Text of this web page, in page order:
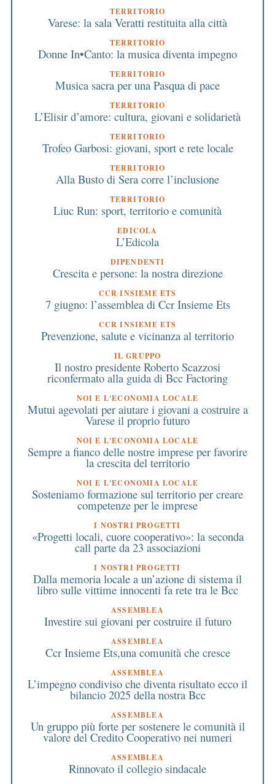
TERRITORIO
Varese: la sala Veratti restituita alla città
TERRITORIO
Donne In•Canto: la musica diventa impegno
TERRITORIO
Musica sacra per una Pasqua di pace
TERRITORIO
L’Elisir d’amore: cultura, giovani e solidarietà
TERRITORIO
Trofeo Garbosi: giovani, sport e rete locale
TERRITORIO
Alla Busto di Sera corre l’inclusione
TERRITORIO
Liuc Run: sport, territorio e comunità
EDICOLA
L’Edicola
DIPENDENTI
Crescita e persone: la nostra direzione
CCR INSIEME ETS
7 giugno: l’assemblea di Ccr Insieme Ets
CCR INSIEME ETS
Prevenzione, salute e vicinanza al territorio
IL GRUPPO
Il nostro presidente Roberto Scazzosi
riconfermato alla guida di Bcc Factoring
NOI E L'ECONOMIA LOCALE
Mutui agevolati per aiutare i giovani a costruire a
Varese il proprio futuro
NOI E L'ECONOMIA LOCALE
Sempre a fianco delle nostre imprese per favorire
la crescita del territorio
NOI E L'ECONOMIA LOCALE
Sosteniamo formazione sul territorio per creare
competenze per le imprese
I NOSTRI PROGETTI
«Progetti locali, cuore cooperativo»: la seconda
call parte da 23 associazioni
I NOSTRI PROGETTI
Dalla memoria locale a un’azione di sistema il
libro sulle vittime innocenti fa rete tra le Bcc
ASSEMBLEA
Investire sui giovani per costruire il futuro
ASSEMBLEA
Ccr Insieme Ets,una comunità che cresce
ASSEMBLEA
L’impegno condiviso che diventa risultato ecco il
bilancio 2025 della nostra Bcc
ASSEMBLEA
Un gruppo più forte per sostenere le comunità il
valore del Credito Cooperativo nei numeri
ASSEMBLEA
Rinnovato il collegio sindacale